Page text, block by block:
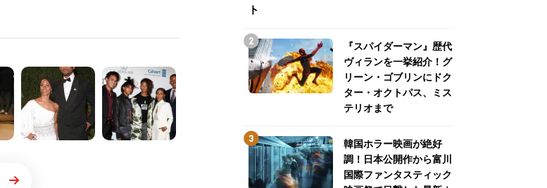
ト
『スパイダーマン』歴代
ヴィランを一挙紹介！グ
リーン・ゴブリンにドク
ター・オクトパス、ミス
テリオまで
韓国ホラー映画が絶好
調！日本公開作から富川
国際ファンタスティック